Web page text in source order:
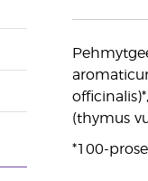
(thymus
*100-